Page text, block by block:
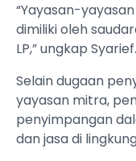
“Yayasan-
dimiliki oleh
LP,” ungkap Syarief.
Selain dugaan
yayasan mitra,
penyimpangan
dan jasa di